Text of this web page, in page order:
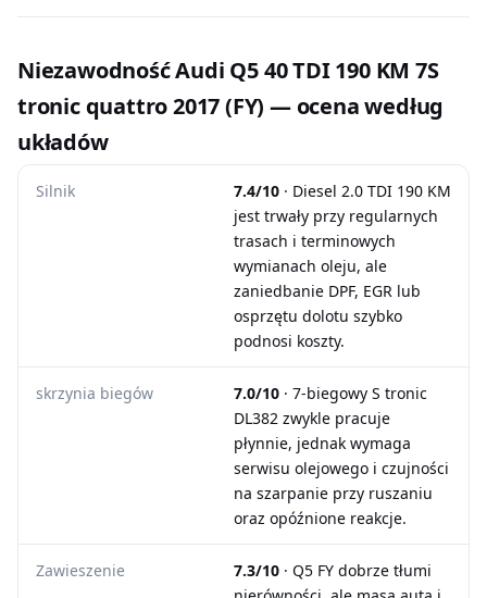
Niezawodność Audi Q5 40 TDI 190 KM 7S
tronic quattro 2017 (FY) — ocena według
układów
Silnik 7.4/10 · Diesel 2.0 TDI 190 KM
jest trwały przy regularnych
trasach i terminowych
wymianach oleju, ale
zaniedbanie DPF, EGR lub
osprzętu dolotu szybko
podnosi koszty.
skrzynia biegów 7.0/10 · 7-biegowy S tronic
DL382 zwykle pracuje
płynnie, jednak wymaga
serwisu olejowego i czujności
na szarpanie przy ruszaniu
oraz opóźnione reakcje.
Zawieszenie 7.3/10 · Q5 FY dobrze tłumi